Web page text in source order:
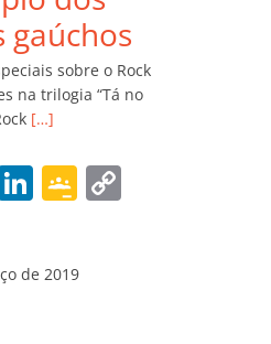
ro
o
m
gaúchos
sobre o Rock
na trilogia “Tá no
[…]
Li
e
G
gl
de 2019